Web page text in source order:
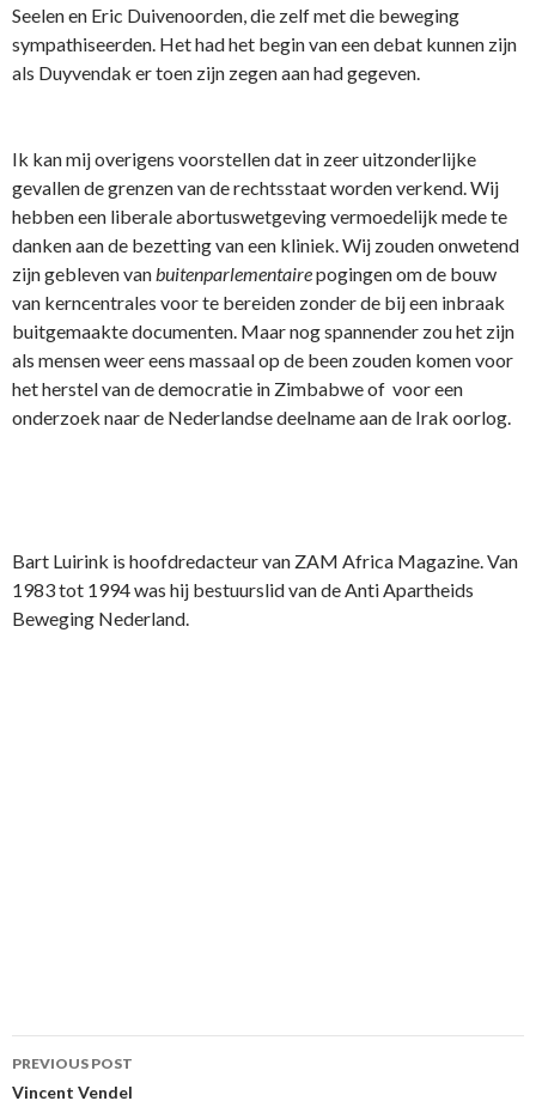
Seelen en Eric Duivenoorden, die zelf met die beweging
sympathiseerden. Het had het begin van een debat kunnen zijn
als Duyvendak er toen zijn zegen aan had gegeven.
Ik kan mij overigens voorstellen dat in zeer uitzonderlijke
gevallen de grenzen van de rechtsstaat worden verkend. Wij
hebben een liberale abortuswetgeving vermoedelijk mede te
danken aan de bezetting van een kliniek. Wij zouden onwetend
zijn gebleven vanbuitenparlementairepogingen om de bouw
van kerncentrales voor te bereiden zonder de bij een inbraak
buitgemaakte documenten. Maar nog spannender zou het zijn
als mensen weer eens massaal op de been zouden komen voor
het herstel van de democratie in Zimbabwe of voor een
onderzoek naar de Nederlandse deelname aan de Irak oorlog.
Bart Luirink is hoofdredacteur van ZAM Africa Magazine. Van
1983 tot 1994 was hij bestuurslid van de Anti Apartheids
Beweging Nederland.
Post
PREVIOUS POST
Vincent Vendel